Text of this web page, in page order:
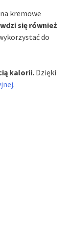
kremowe
się również
do
kalorii. Dzięki
.